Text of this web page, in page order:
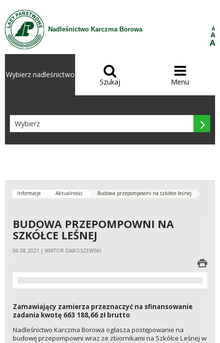
Przejdź do treści
Nadleśnictwo Karczma Borowa A
A
A
Wybierz nadleśnictwo 
Szukaj

Menu

Informacje Aktualności Budowa przepompowni na szkółce leśnej
BUDOWA PRZEPOMPOWNI NA
SZKÓŁCE LEŚNEJ
06.08.2021 | WIKTOR DAROSZEWSKI
Zamawiający zamierza przeznaczyć na sfinansowanie
zadania kwotę 663 188,66 zł brutto
Nadleśnictwo Karczma Borowa ogłasza postępowanie na
budowę przepompowni wraz ze zbiornikami na Szkółce Leśnej w